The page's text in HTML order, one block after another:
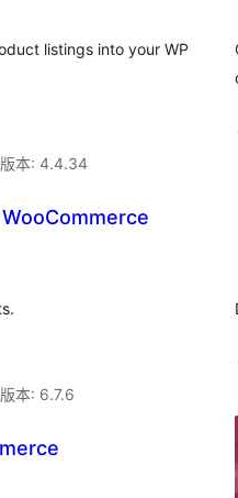
listings into your WP
本: 4.4.34
本: 6.7.6